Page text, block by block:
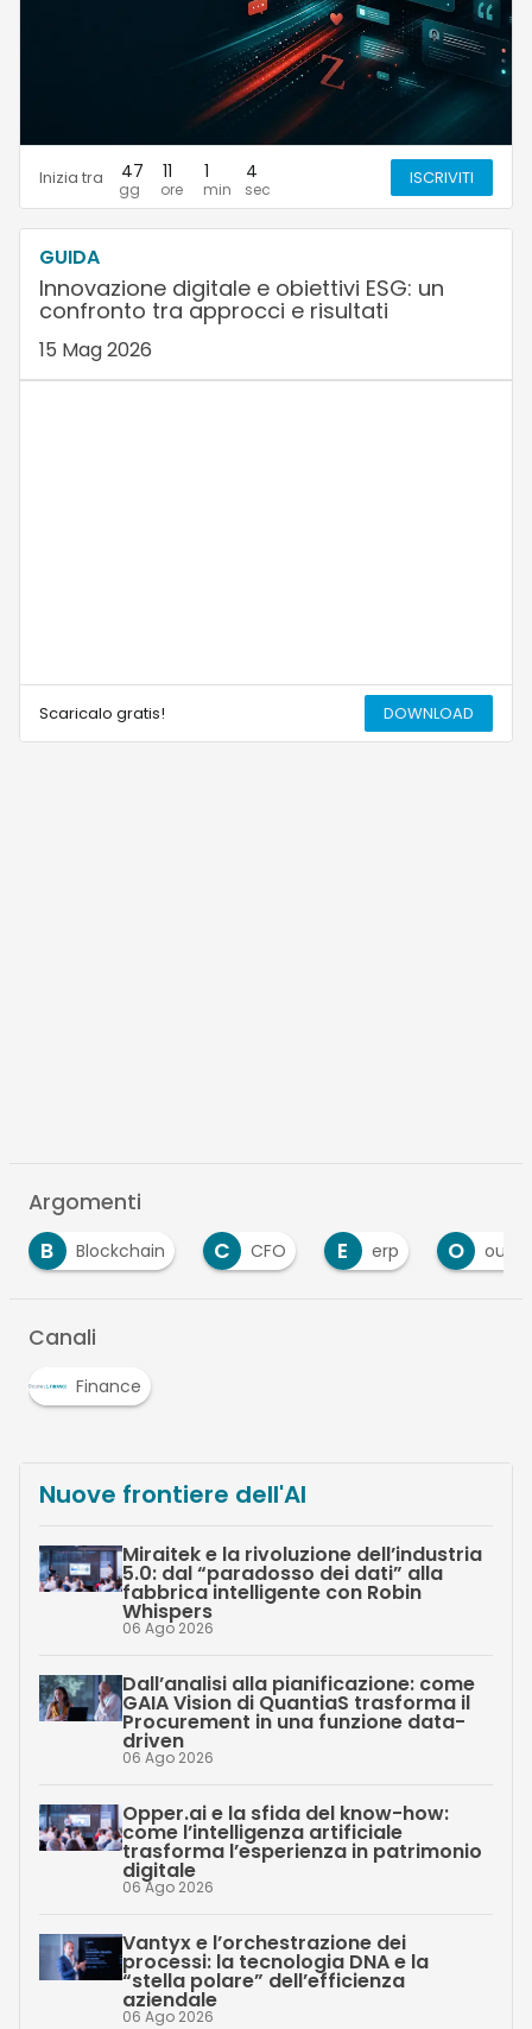
Inizia tra 47 11 1 3 ISCRIVITI
GUIDA
Innovazione digitale e obiettivi ESG: un
confronto tra approcci e risultati
15 Mag 2026
Scaricalo gratis! DOWNLOAD
Argomenti
C CFO E erp O outsourcing
Canali
Finance
Nuove frontiere dell'AI
Miraitek e la rivoluzione dell’industria
5.0: dal “paradosso dei dati” alla
fabbrica intelligente con Robin
Whispers
06 Ago 2026
Dall’analisi alla pianificazione: come
GAIA Vision di QuantiaS trasforma il
Procurement in una funzione data-
driven
06 Ago 2026
Opper.ai e la sfida del know-how:
come l’intelligenza artificiale
trasforma l’esperienza in patrimonio
digitale
06 Ago 2026
Vantyx e l’orchestrazione dei
processi: la tecnologia DNA e la
“stella polare” dell’efficienza
aziendale
06 Ago 2026